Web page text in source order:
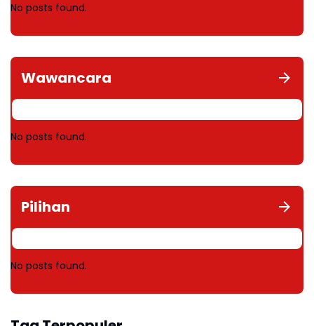
No posts found.
Wawancara
No posts found.
Pilihan
No posts found.